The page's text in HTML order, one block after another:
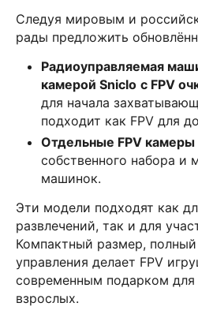
Следуя мировым и
рады предложить
Радиоуправляемая
камерой Sniclo с FPV
для начала
подходит как FPV для
Отдельные FPV камеры
собственного набора и
машинок.
Эти модели подходят как
развлечений, так и для
Компактный размер,
управления делает FPV
современным подарком для
взрослых.